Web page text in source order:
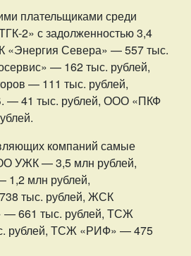
плательщиками среди
2» с задолженностью 3,4
«Энергия Севера» — 557 тыс.
— 162 тыс. рублей,
— 111 тыс. рублей,
— 41 тыс. рублей, ООО «ПКФ
компаний самые
УЖК — 3,5 млн рублей,
млн рублей,
тыс. рублей, ЖСК
— 661 тыс. рублей, ТСЖ
рублей, ТСЖ «РИФ» — 475